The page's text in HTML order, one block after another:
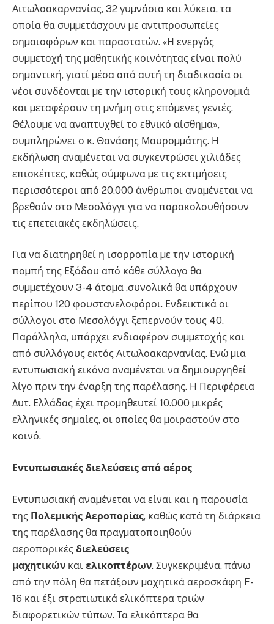
Αιτωλοακαρνανίας, 32 γυµνάσια και λύκεια, τα
οποία θα συµµετάσχουν µε αντιπροσωπείες
σηµαιοφόρων και παραστατών. «Η ενεργός
συµµετοχή της µαθητικής κοινότητας είναι πολύ
σηµαντική, γιατί µέσα από αυτή τη διαδικασία οι
νέοι συνδέονται µε την ιστορική τους κληρονοµιά
και µεταφέρουν τη µνήµη στις επόµενες γενιές.
Θέλουµε να αναπτυχθεί το εθνικό αίσθηµα»,
συµπληρώνει ο κ. Θανάσης Μαυροµµάτης. Η
εκδήλωση αναµένεται να συγκεντρώσει χιλιάδες
επισκέπτες, καθώς σύµφωνα µε τις εκτιµήσεις
περισσότεροι από 20.000 άνθρωποι αναµένεται να
βρεθούν στο Μεσολόγγι για να παρακολουθήσουν
τις επετειακές εκδηλώσεις.
Για να διατηρηθεί η ισορροπία µε την ιστορική
ποµπή της Εξόδου από κάθε σύλλογο θα
συµµετέχουν 3-4 άτοµα ,συνολικά θα υπάρχουν
περίπου 120 φουστανελοφόροι. Ενδεικτικά οι
σύλλογοι στο Μεσολόγγι ξεπερνούν τους 40.
Παράλληλα, υπάρχει ενδιαφέρον συµµετοχής και
από συλλόγους εκτός Αιτωλοακαρνανίας. Ενώ µια
εντυπωσιακή εικόνα αναµένεται να δηµιουργηθεί
λίγο πριν την έναρξη της παρέλασης. Η Περιφέρεια
Δυτ. Ελλάδας έχει προµηθευτεί 10.000 µικρές
ελληνικές σηµαίες, οι οποίες θα µοιραστούν στο
κοινό.
Εντυπωσιακές διελεύσεις από αέρος
Εντυπωσιακή αναµένεται να είναι και η παρουσία
της Πολεµικής Αεροπορίας, καθώς κατά τη διάρκεια
της παρέλασης θα πραγµατοποιηθούν
αεροπορικές διελεύσεις
µαχητικών και ελικοπτέρων. Συγκεκριµένα, πάνω
από την πόλη θα πετάξουν µαχητικά αεροσκάφη F-
16 και έξι στρατιωτικά ελικόπτερα τριών
διαφορετικών τύπων. Τα ελικόπτερα θα